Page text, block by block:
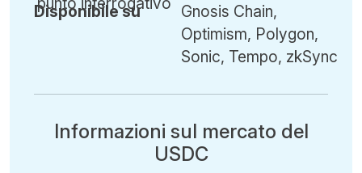
Disponibile su
Gnosis Chain,
Optimism, Polygon,
Sonic, Tempo, zkSync
Informazioni sul mercato del
USDC